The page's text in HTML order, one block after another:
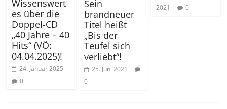
Wissenswert
es über die
Doppel-CD
„40 Jahre – 40
Hits“ (VÖ:
04.04.2025)!
24. Januar 2025
0
Sein
brandneuer
Titel heißt
„Bis der
Teufel sich
verliebt“!
25. Juni 2021
0
2021
0